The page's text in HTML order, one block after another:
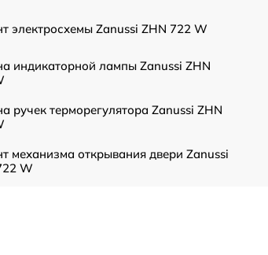
электросхемы Zanussi ZHN 722 W
индикаторной лампы Zanussi ZHN
ручек терморегулятора Zanussi ZHN
механизма открывания двери Zanussi
W